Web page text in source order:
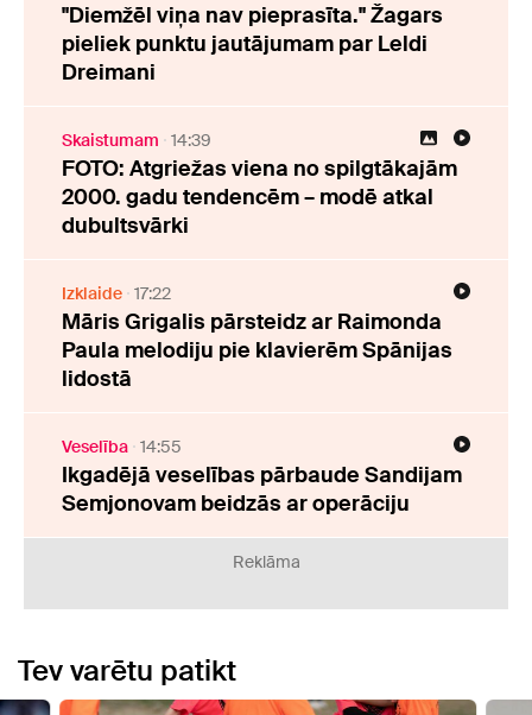
"Diemžēl viņa nav pieprasīta." Žagars
pieliek punktu jautājumam par Leldi
Dreimani
Skaistumam 14:39
FOTO: Atgriežas viena no spilgtākajām
2000. gadu tendencēm – modē atkal
dubultsvārki
Izklaide 17:22
Māris Grigalis pārsteidz ar Raimonda
Paula melodiju pie klavierēm Spānijas
lidostā
Veselība 14:55
Ikgadējā veselības pārbaude Sandijam
Semjonovam beidzās ar operāciju
Reklāma
Tev varētu patikt